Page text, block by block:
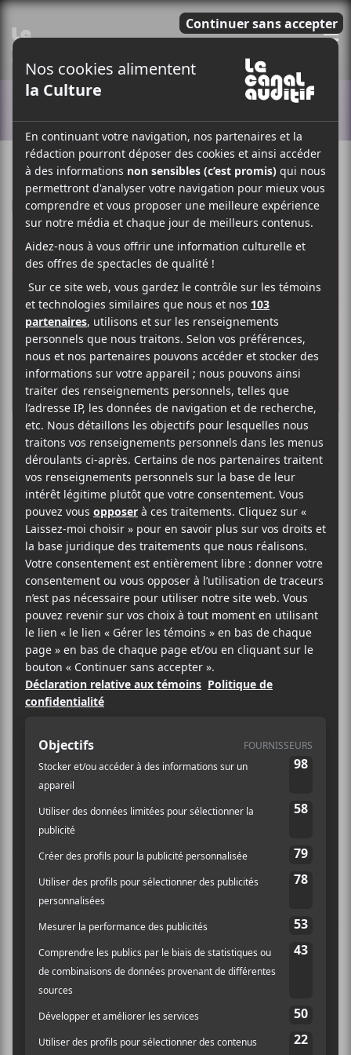
10 MAI 2018
PARLOUIS-PHILIPPE LABRÈCHE
F
A
E
B
O
K
T
W
T
T
R
P
A
T
A
E
R
Le Zaricot fête
ses 15 ans
Petit train va loin comme on dit. LeZaricotfête cette
année ses 15 ans! Pour un bar-spectacle, ça tient du
miracle et il y a beaucoup de sueur de front, de travail
de fond et de courage qui permet de se rendre là. Pour
célébrer le tout, des événements spéciaux sont prévus
du 15 au 19 mai prochain en direct de Saint-
Hyacinthe.
15 mai dès 20 h
Show de rock international avecLysistrata
de France,
Make-Overs d’Afrique du Sud et
Belgique
17 mai dès 17 h
Lancement de notre programmation été-
automne 2018 avec une performance surprise, cocktail
18 mai dès 22 h
Nos amis DJ Arimo, DJ Jacob Gladu en personne et